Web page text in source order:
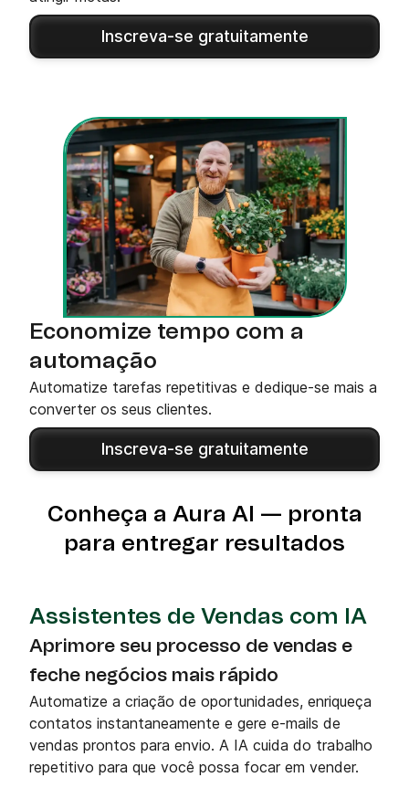
Inscreva-se gratuitamente
Economize tempo com a
automação
Automatize tarefas repetitivas e dedique-se mais a
converter os seus clientes.
Inscreva-se gratuitamente
Conheça a Aura AI — pronta
para entregar resultados
Assistentes de Vendas com IA
Aprimore seu processo de vendas e
feche negócios mais rápido
Automatize a criação de oportunidades, enriqueça
contatos instantaneamente e gere e-mails de
vendas prontos para envio. A IA cuida do trabalho
repetitivo para que você possa focar em vender.